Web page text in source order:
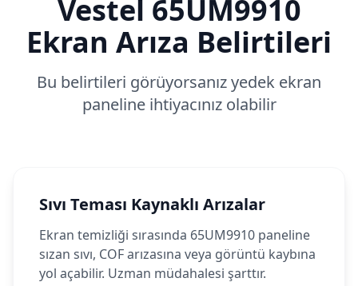
Vestel 65UM9910
Ekran Arıza Belirtileri
Bu belirtileri görüyorsanız yedek ekran
paneline ihtiyacınız olabilir
Sıvı Teması Kaynaklı Arızalar
Ekran temizliği sırasında 65UM9910 paneline
sızan sıvı, COF arızasına veya görüntü kaybına
yol açabilir. Uzman müdahalesi şarttır.